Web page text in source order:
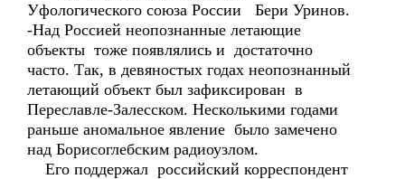
Уфологического союза России Бери Уринов.
-Над Россией неопознанные летающие
объекты тоже появлялись и достаточно
часто. Так, в девяностых годах неопознанный
летающий объект был зафиксирован в
Переславле-Залесском. Несколькими годами
раньше аномальное явление было замечено
над Борисоглебским радиоузлом.
Его поддержал российский корреспондент